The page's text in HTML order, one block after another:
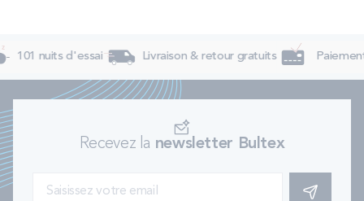
101 nuits d'essai Livraison & retour gratuits
Recevez la newsletter Bultex
S'INSCRIRE